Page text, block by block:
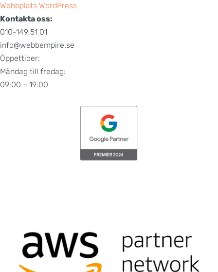
Webbplats WordPress
Kontakta oss:
010-149 51 01
info@webbempire.se
Öppettider:
Måndag till fredag:
09:00 – 19:00